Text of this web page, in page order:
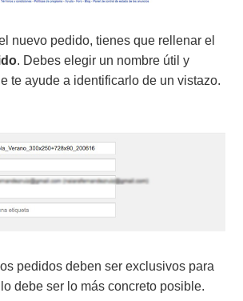
nuevo pedido, tienes que rellenar el
. Debes elegir un nombre útil y
te ayude a identificarlo de un vistazo.
pedidos deben ser exclusivos para
debe ser lo más concreto posible.